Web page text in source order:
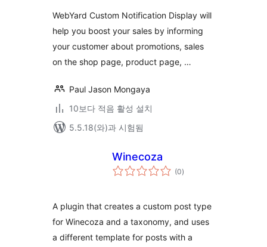
점
WebYard Custom Notification Display will
help you boost your sales by informing
your customer about promotions, sales
on the shop page, product page, …
Paul Jason Mongaya
10보다 적음 활성 설치
5.5.18(와)과 시험됨
Winecoza
(0전
체)
A plugin that creates a custom post type
for Winecoza and a taxonomy, and uses
a different template for posts with a